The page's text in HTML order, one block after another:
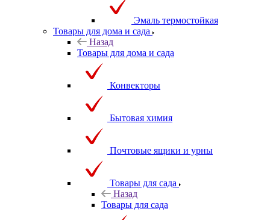
Эмаль термостойкая
Товары для дома и сада
Назад
Товары для дома и сада
Конвекторы
Бытовая химия
Почтовые ящики и урны
Товары для сада
Назад
Товары для сада